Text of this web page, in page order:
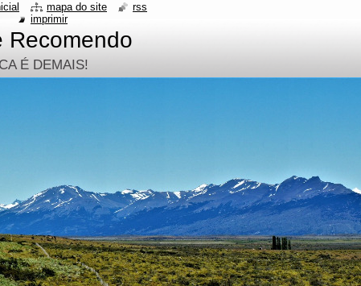
Recomendo
É DEMAIS!
mapa do site
rss
imprimir